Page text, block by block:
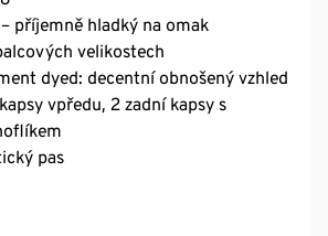
příjemně hladký na omak
velikostech
dyed: decentní obnošený vzhled
vpředu, 2 zadní kapsy s
pas